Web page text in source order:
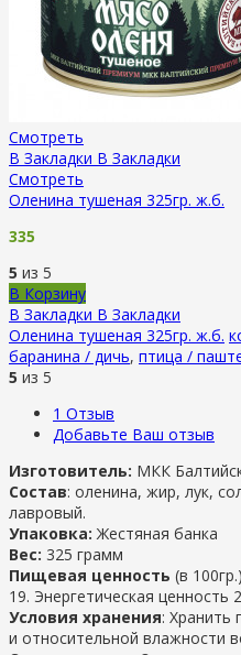
Смотреть
В Закладки В Закладки
Смотреть
Оленина тушеная 325гр. ж.б.
335
5 из 5
В Корзину
В Закладки В Закладки
Оленина тушеная 325гр. ж.б.
баранина / дичь, птица /
5 из 5
1 Отзыв
Добавьте Ваш отзыв
Изготовитель: МКК
Состав: оленина, жир, лук,
лавровый.
Упаковка: Жестяная банка
Вес: 325 грамм
Пищевая ценность (в
19. Энергетическая ценность
Условия хранения: Хранить
и относительной влажности